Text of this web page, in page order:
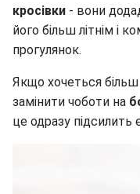
кросівки - вони
його більш літнім і
прогулянок.
Якщо хочеться
замінити чоботи на
це одразу підсилить